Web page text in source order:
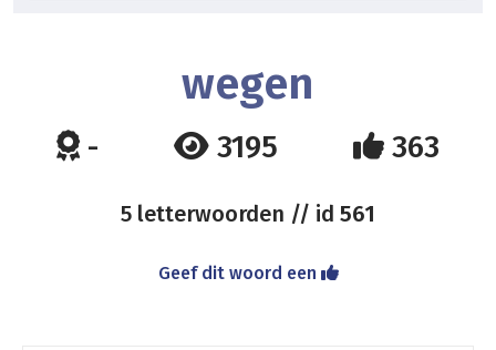
wegen
- 3195 363
5 letterwoorden // id 561
Geef dit woord een